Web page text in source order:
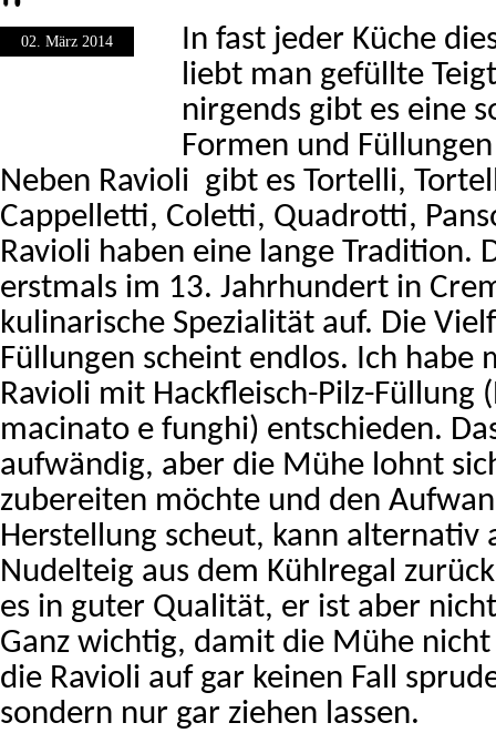
02. März 2014
In fast jeder Küche
liebt man gefüllte
nirgends gibt es eine
Formen und
Neben Ravioli gibt es Tortelli,
Cappelletti, Coletti, Quadrotti,
Ravioli haben eine lange Tradition.
erstmals im 13. Jahrhundert in
kulinarische Spezialität auf. Die
Füllungen scheint endlos. Ich habe
Ravioli mit Hackfleisch-Pilz-Füllung
macinato e funghi) entschieden.
aufwändig, aber die Mühe lohnt
zubereiten möchte und den
Herstellung scheut, kann alternativ
Nudelteig aus dem Kühlregal
es in guter Qualität, er ist aber
Ganz wichtig, damit die Mühe
die Ravioli auf gar keinen Fall
sondern nur gar ziehen lassen.